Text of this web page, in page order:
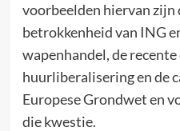
voorbeelden hiervan zijn
betrokkenheid van ING
wapenhandel, de recente
huurliberalisering en de
Europese Grondwet en
die kwestie.